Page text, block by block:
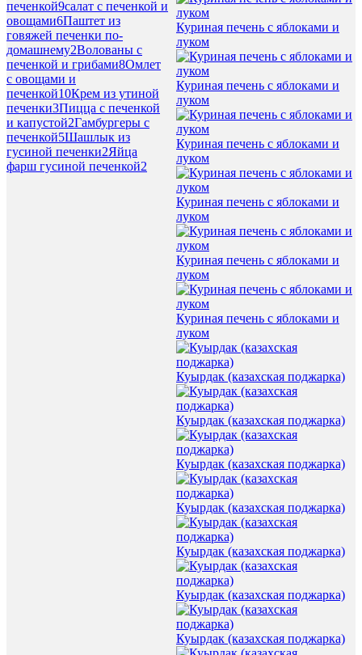
печенкой9салат с печенкой и
овощами6Паштет из
говяжей печенки по-
домашнему2Волованы с
печенкой и грибами8Омлет
с овощами и
печенкой10Крем из утиной
печенки3Пицца с печенкой
и капустой2Гамбургеры с
печенкой5Шашлык из
гусиной печенки2Яйца
фарш гусиной печенкой2
Куриная печень с яблоками и
луком
Куриная печень с яблоками и
луком
Куриная печень с яблоками и
луком
Куриная печень с яблоками и
луком
Куриная печень с яблоками и
луком
Куриная печень с яблоками и
луком
Куырдак (казахская поджарка)
Куырдак (казахская поджарка)
Куырдак (казахская поджарка)
Куырдак (казахская поджарка)
Куырдак (казахская поджарка)
Куырдак (казахская поджарка)
Куырдак (казахская поджарка)